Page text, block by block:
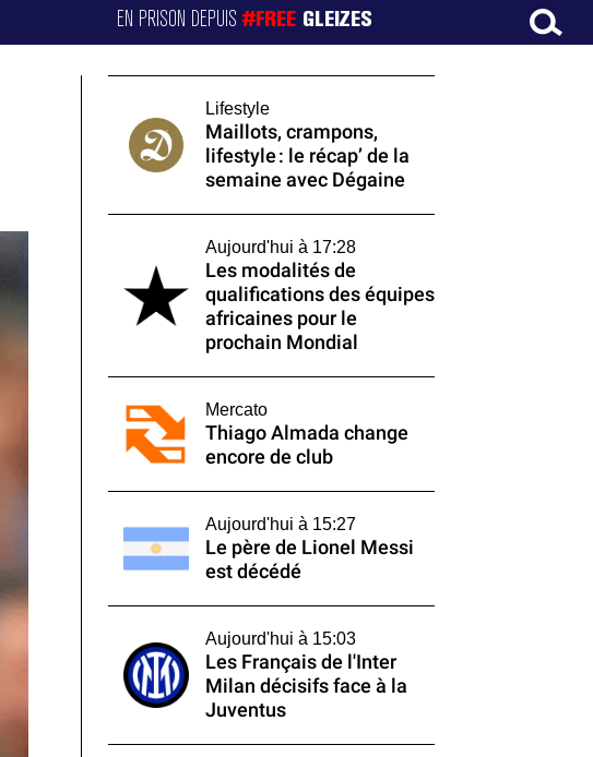
EN PRISON DEPUIS#FREE GLEIZES
Lifestyle
Maillots, crampons,
lifestyle : le récap’ de la
semaine avec Dégaine
Aujourd'hui à 17:28
Les modalités de
qualifications des équipes
africaines pour le
prochain Mondial
Mercato
Thiago Almada change
encore de club
Aujourd'hui à 15:27
Le père de Lionel Messi
est décédé
Aujourd'hui à 15:03
Les Français de l'Inter
Milan décisifs face à la
Juventus